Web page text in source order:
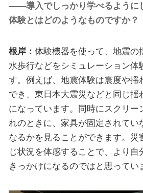
――導入でしっかり学べるように
体験とはどのようなものですか？
根岸： 体験機器を使って、地震の
水歩行などをシミュレーション体
す。例えば、地震体験は震度や揺
でき、東日本大震災などと同じ揺
になっています。同時にスクリー
れのときに、家具が固定されてい
なるかを見ることができます。災
じ状況を体感することで、より自
きっかけになるのではと思ってい